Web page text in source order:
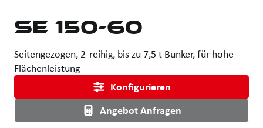
SE 150-60
Seitengezogen, 2-reihig, bis zu 7,5 t Bunker, für hohe
Flächenleistung
Angebot Anfragen
Konfigurieren